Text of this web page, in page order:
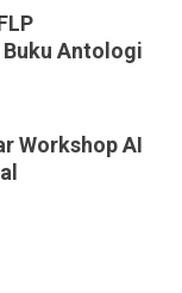
Buku Antologi
Workshop AI